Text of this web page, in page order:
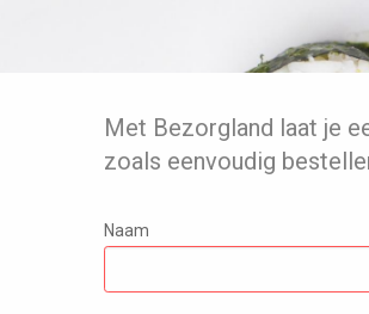
Met Bezorgland laat je
zoals eenvoudig
Naam